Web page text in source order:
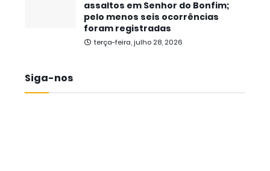
assaltos em Senhor do Bonfim;
pelo menos seis ocorrências
foram registradas
terça-feira, julho 28, 2026
Siga-nos